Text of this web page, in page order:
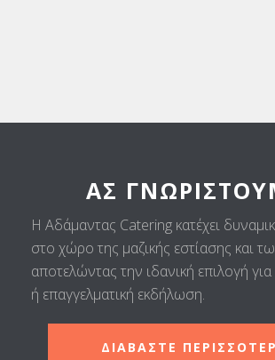
ΑΣ
Η Αδάμαντας Catering κατέχει
στο χώρο της μαζικής εστίασης και
αποτελώντας την ιδανική επιλογή για
ή επαγγελματική εκδήλωση.
ΔΙΑΒΑΣΤΕ